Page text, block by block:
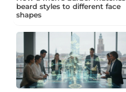
beard styles to different face
shapes